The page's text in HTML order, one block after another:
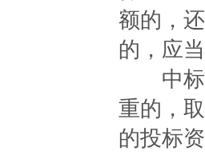
额的，
的，应
中标
重的，
的投标